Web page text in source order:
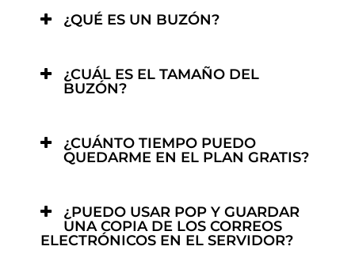
¿QUÉ ES UN BUZÓN?
¿CUÁL ES EL TAMAÑO DEL
BUZÓN?
¿CUÁNTO TIEMPO PUEDO
QUEDARME EN EL PLAN GRATIS?
¿PUEDO USAR POP Y GUARDAR
UNA COPIA DE LOS CORREOS
ELECTRÓNICOS EN EL SERVIDOR?